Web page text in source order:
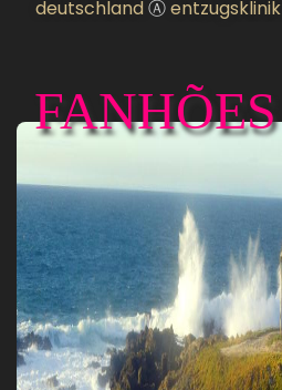
deutschlandⒶentzugsklinik
FANHÕES